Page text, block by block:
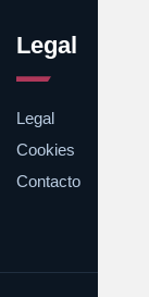
Legal
Legal
Cookies
Contacto